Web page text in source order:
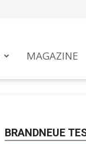
MAGAZINE
BRANDNEUE